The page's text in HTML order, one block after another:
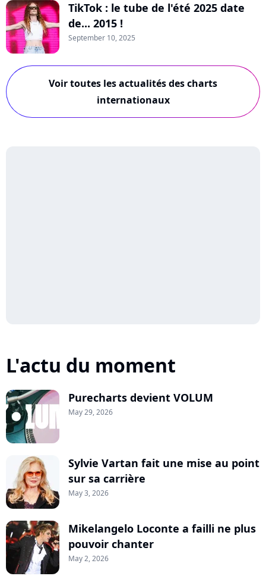
TikTok : le tube de l'été 2025 date
de... 2015 !
September 10, 2025
Voir toutes les actualités des charts
internationaux
L'actu du moment
Purecharts devient VOLUM
May 29, 2026
Sylvie Vartan fait une mise au point
sur sa carrière
May 3, 2026
Mikelangelo Loconte a failli ne plus
pouvoir chanter
May 2, 2026